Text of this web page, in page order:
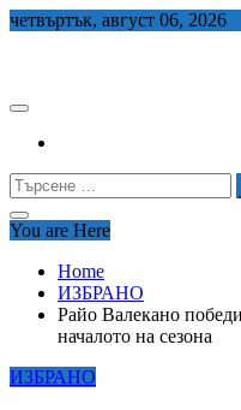
Skip
четвъртък, август 06, 2026
Търсене
за:
You are Here
Home
ИЗБРАНО
Райо Валекано
началото на сезона
ИЗБРАНО